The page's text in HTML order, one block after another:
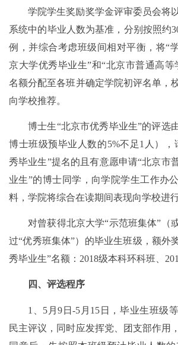
学院学生奖励奖学金评审委员会将
系统中的毕业人数为基准，分别按照约3
例，并综合考虑班级间相对平衡，将“
京大学优秀毕业生”和“北京市普通高等
名额分配至各班并确定学院初评名单，
向学校推荐。
博士生“北京市优秀毕业生”的评选
博士班级预毕业人数的5%不足1人），
秀毕业生”提名的且有意愿申请“北京市
业生”的博士同学，向学院学生工作办
料，学院将综合在读期间表现向学校进
对曾获得北京大学“示范班集体”（
过“优秀班集体”）的毕业生班级，额外
秀毕业生”名额 ：2018级本科环科班 、
四、评选程序
1、 5 月9 日-5 月 15 日，毕业生班级
民主评议，同时应发挥党、团支部作用